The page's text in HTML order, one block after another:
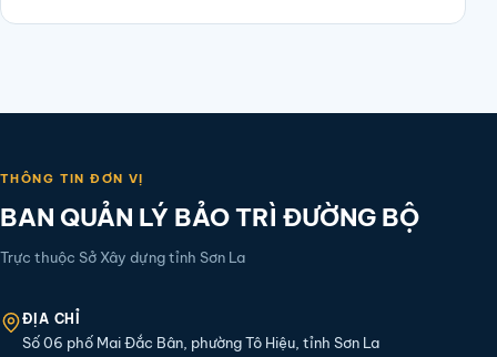
THÔNG TIN ĐƠN VỊ
BAN QUẢN LÝ BẢO TRÌ ĐƯỜNG BỘ
Trực thuộc Sở Xây dựng tỉnh Sơn La
ĐỊA CHỈ
Số 06 phố Mai Đắc Bân, phường Tô Hiệu, tỉnh Sơn La